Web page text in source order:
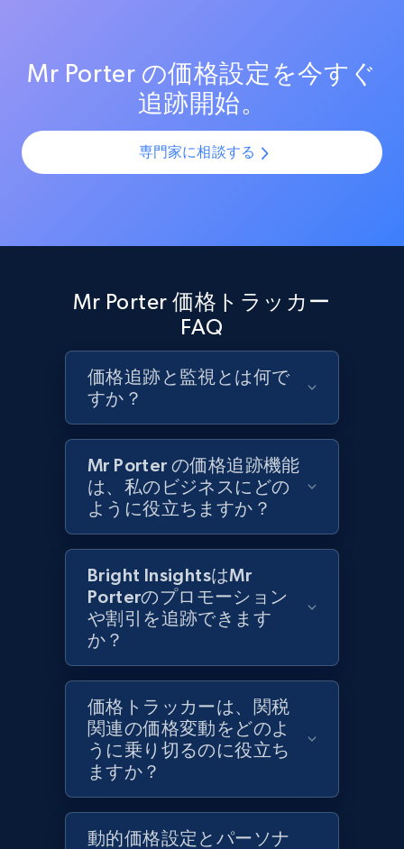
Amazon products search
Asin, URL, Name, Sponsored, Initial price, Final
price, Currency, Sold, and more.
URL, Product id, Title, Product description,
Rating, Reviews count, Initial price, Discount,
and more.
1.3K+
Target - Gather data on products using
specified keywords
and more.
1.3K+ 175+ 今すぐ始める
Target - Discover products by category url
URL, Product id, Title, Product description,
Rating, Reviews count, Initial price, Discount,
and more.
1.3K+ 175+ 今すぐ始める
トフォームで一貫性と正確性を確保します。
Mr Porter の価格設定を今すぐ
追跡開始。
専門家に相談する
Mr Porter 価格トラッカー
FAQ
価格追跡と監視とは何で
すか？
Mr Porter の価格追跡機能
は、私のビジネスにどの
ように役立ちますか？
Bright InsightsはMr
Porterのプロモーション
や割引を追跡できます
か？
価格トラッカーは、関税
関連の価格変動をどのよ
うに乗り切るのに役立ち
ますか？
動的価格設定とパーソナ